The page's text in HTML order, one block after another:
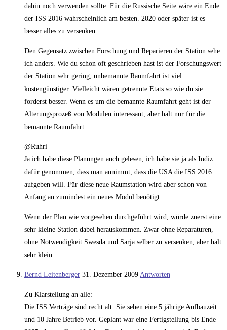
dahin noch verwenden sollte. Für die Russische Seite wäre ein Ende
der ISS 2016 wahrscheinlich am besten. 2020 oder später ist es
besser alles zu versenken…
Den Gegensatz zwischen Forschung und Reparieren der Station sehe
ich anders. Wie du schon oft geschrieben hast ist der Forschungswert
der Station sehr gering, unbemannte Raumfahrt ist viel
kostengünstiger. Vielleicht wären getrennte Etats so wie du sie
forderst besser. Wenn es um die bemannte Raumfahrt geht ist der
Alterungsprozeß von Modulen interessant, aber halt nur für die
bemannte Raumfahrt.
@Ruhri
Ja ich habe diese Planungen auch gelesen, ich habe sie ja als Indiz
dafür genommen, dass man annimmt, dass die USA die ISS 2016
aufgeben will. Für diese neue Raumstation wird aber schon von
Anfang an zumindest ein neues Modul benötigt.
Wenn der Plan wie vorgesehen durchgeführt wird, würde zuerst eine
sehr kleine Station dabei herauskommen. Zwar ohne Reparaturen,
ohne Notwendigkeit Swesda und Sarja selber zu versenken, aber halt
sehr klein.
Bernd Leitenberger 31. Dezember 2009 Antworten
Zu Klarstellung an alle:
Die ISS Verträge sind recht alt. Sie sehen eine 5 jährige Aufbauzeit
und 10 Jahre Betrieb vor. Geplant war eine Fertigstellung bis Ende